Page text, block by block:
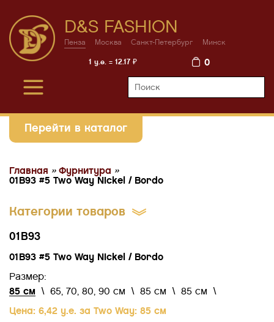
D&S FASHION
Пенза Москва Санкт-Петербург Минск
1 у.е. = 12.17 ₽ 0
Перейти в каталог
Главная » Фурнитура »
01B93 #5 Two Way Nickel / Bordo
Категории товаров
01B93
01B93 #5 Two Way Nickel / Bordo
Размер:
85 см \ 65, 70, 80, 90 см \ 85 см \ 85 см \
Цена: 6,42 у.е. за Two Way: 85 см